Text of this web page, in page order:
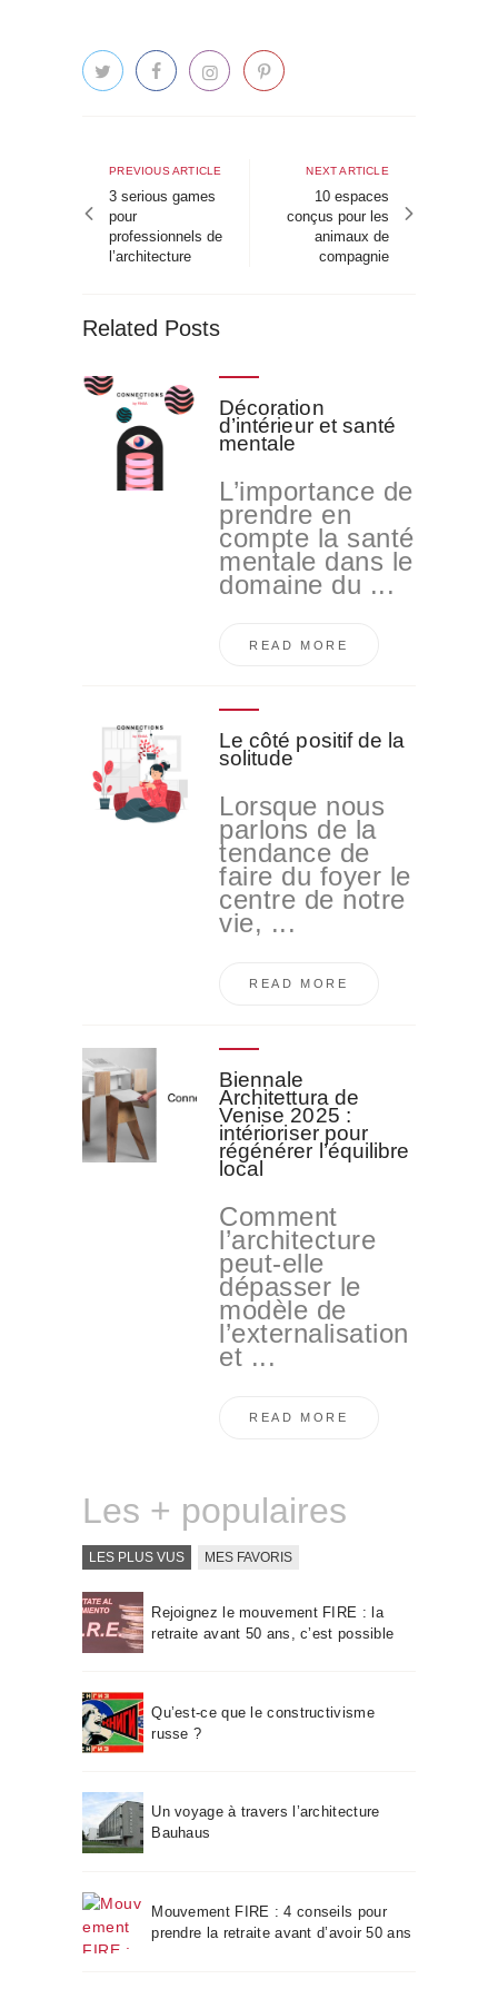
de
l’article
Previous
article
PREVIOUS ARTICLE
3 serious games
pour
professionnels de
l’architecture
Next
article
NEXT ARTICLE
10 espaces
conçus pour les
animaux de
compagnie
Related Posts
Décoration
d’intérieur et santé
mentale
L’importance de
prendre en
compte la santé
mentale dans le
domaine du ...
READ MORE
Le côté positif de la
solitude
Lorsque nous
parlons de la
tendance de
faire du foyer le
centre de notre
vie, ...
READ MORE
Biennale
Architettura de
Venise 2025 :
intérioriser pour
régénérer l’équilibre
local
Comment
l’architecture
peut-elle
dépasser le
modèle de
l’externalisation
et ...
READ MORE
Les + populaires
LES PLUS VUS MES FAVORIS
Rejoignez le mouvement FIRE : la
retraite avant 50 ans, c’est possible
Qu’est-ce que le constructivisme
russe ?
Un voyage à travers l’architecture
Bauhaus
Mouvement FIRE : 4 conseils pour
prendre la retraite avant d’avoir 50 ans